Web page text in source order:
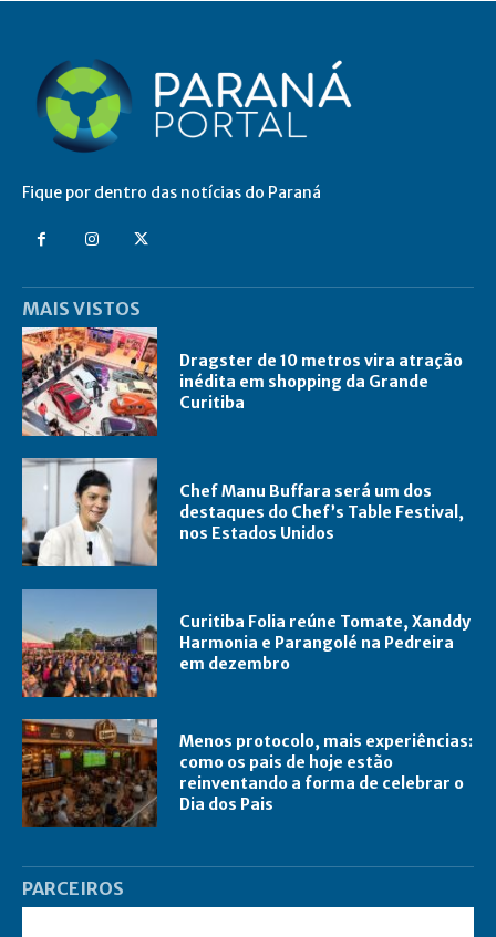
Fique por dentro das notícias do Paraná
MAIS VISTOS
Dragster de 10 metros vira atração
inédita em shopping da Grande
Curitiba
Chef Manu Buffara será um dos
destaques do Chef’s Table Festival,
nos Estados Unidos
Curitiba Folia reúne Tomate, Xanddy
Harmonia e Parangolé na Pedreira
em dezembro
Menos protocolo, mais experiências:
como os pais de hoje estão
reinventando a forma de celebrar o
Dia dos Pais
PARCEIROS